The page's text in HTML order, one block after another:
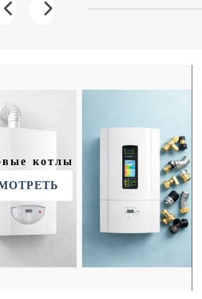
котлы